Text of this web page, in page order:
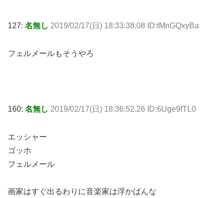
127: 名無し 2019/02/17(日) 18:33:38.08 ID:tMnGQxyBa
フェルメールもそうやろ
160: 名無し 2019/02/17(日) 18:36:52.26 ID:6Uge9fTL0
エッシャー
ゴッホ
フェルメール
画家はすぐ出るわりに音楽家は浮かばんな